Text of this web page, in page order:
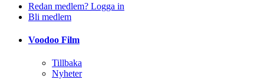
Redan medlem? Logga in
Bli medlem
Voodoo Film
Tillbaka
Nyheter